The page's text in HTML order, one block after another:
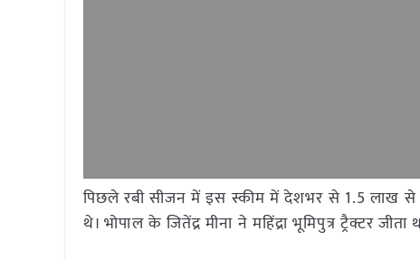
पिछले रबी सीजन में इस स्कीम में देशभर से 1.5 लाख से
थे। भोपाल के जितेंद्र मीना ने महिंद्रा भूमिपुत्र ट्रैक्टर